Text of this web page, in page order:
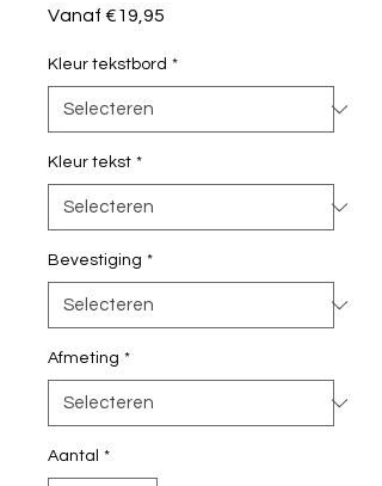
Vanaf €19,95
Kleur tekstbord *
Kleur tekst *
Bevestiging *
Afmeting *
Aantal *